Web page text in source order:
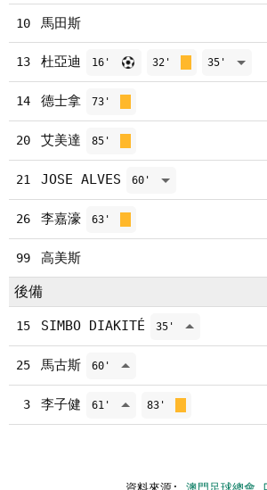
10 馬田斯
13 杜亞迪 16' 32' 35'
14 德士拿 73'
20 艾美達 85'
21 JOSE ALVES 60'
26 李嘉濠 63'
99 高美斯
後備
15 SIMBO DIAKITÉ 35'
25 馬古斯 60'
3 李子健 61' 83'